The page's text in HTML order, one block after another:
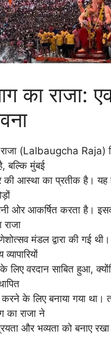
का राजा:
राजा (Lalbaugcha Raja)
बल्कि मुंबई
की आस्था का प्रतीक है। यह
ओर आकर्षित करता है।
राजा
मंडल द्वारा की गई
वरदान साबित हुआ,
के लिए बनाया गया
का राजा ने
और भव्यता को बनाए